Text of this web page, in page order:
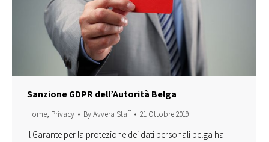
Sanzione GDPR dell’Autorità Belga
Home, Privacy ByAvvera Staff 21 Ottobre 2019
Il Garante per la protezione dei dati personali belga ha